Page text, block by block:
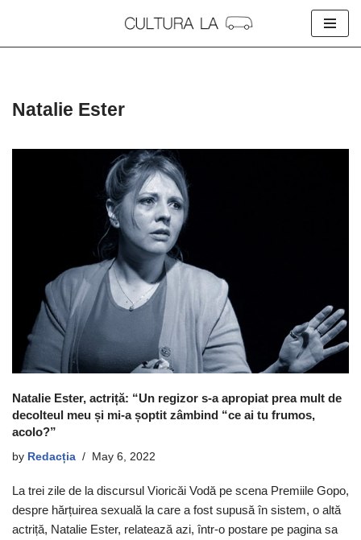
Natalie Ester
Natalie Ester, actriță: “Un regizor s-a apropiat prea mult de
decolteul meu și mi-a șoptit zâmbind “ce ai tu frumos,
acolo?”
by Redacția May 6, 2022
La trei zile de la discursul Vioricăi Vodă pe scena Premiile Gopo,
despre hărțuirea sexuală la care a fost supusă în sistem, o altă
actriță, Natalie Ester, relatează azi, într-o postare pe pagina sa